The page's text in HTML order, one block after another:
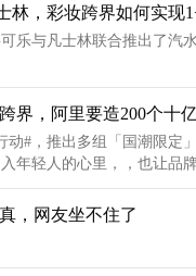
林，彩妆跨界如何实现
乐与凡士林联合推出了汽
界，阿里要造200个十
动#，推出多组「国潮限定
年轻人的心里，，也让品
，网友坐不住了